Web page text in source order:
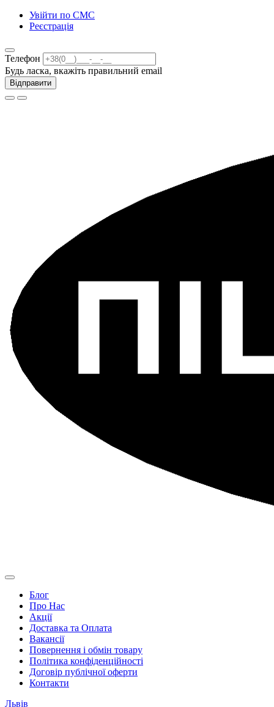
Увійти по СМС
Реєстрація
Телефон
Будь ласка, вкажіть правильний email
Відправити
Блог
Про Нас
Акції
Доставка та Оплата
Вакансії
Повернення і обмін товару
Політика конфіденційності
Договір публічної оферти
Контакти
Львів